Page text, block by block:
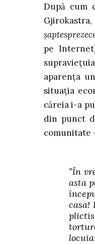
După cum
pe
aparența
situația
căreia i-a
din punct
comunitate
”În
asta
casa!